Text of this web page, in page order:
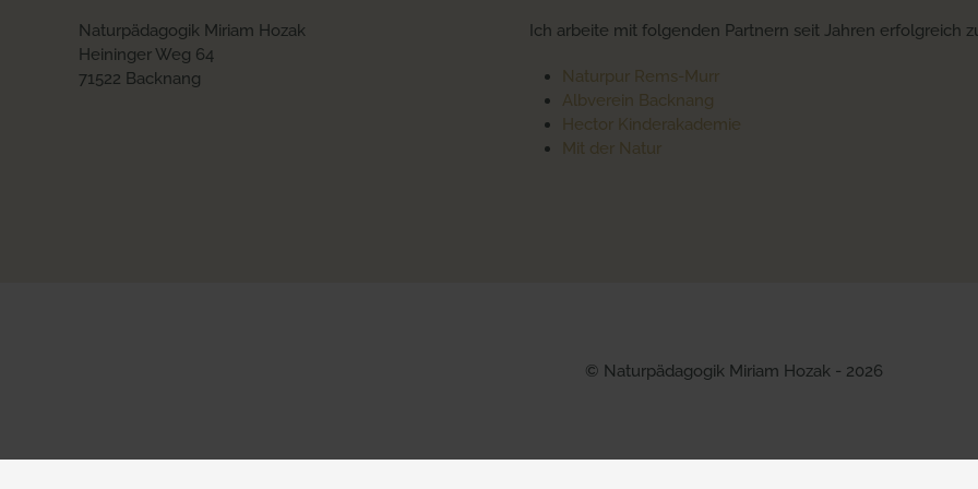
Naturpädagogik Miriam Hozak
Heininger Weg 64
71522 Backnang
Ich arbeite mit folgenden Partnern seit Jahren erfolgreich
Naturpur Rems-Murr
Albverein Backnang
Hector Kinderakademie
Mit der Natur
© Naturpädagogik Miriam Hozak - 2026